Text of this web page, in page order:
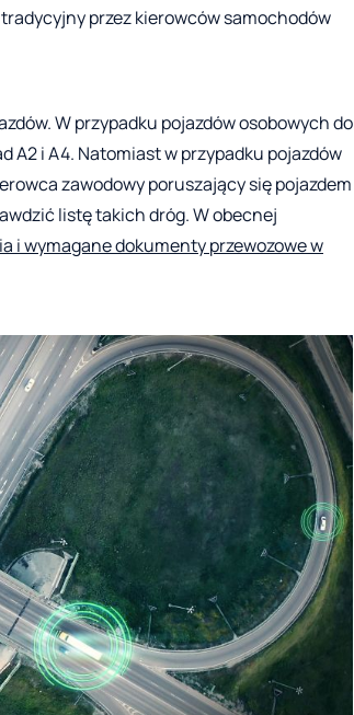
przez kierowców samochodów
W przypadku pojazdów osobowych do
A2 i A4. Natomiast w przypadku pojazdów
zawodowy poruszający się pojazdem
listę takich dróg. W obecnej
i wymagane dokumenty przewozowe w